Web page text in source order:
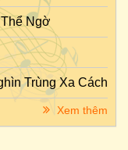
Ngờ
Trùng Xa Cách
Xem thêm